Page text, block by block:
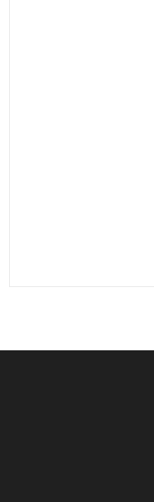
החשובות בעיצוב
מדי יום, משפיע